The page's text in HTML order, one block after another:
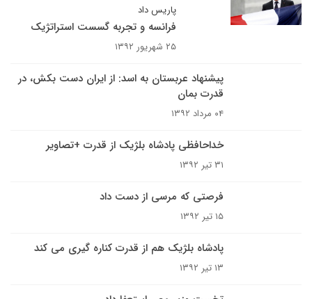
پاریس داد
فرانسه و تجربه گسست استراتژیک
۲۵ شهریور ۱۳۹۲
پیشنهاد عربستان به اسد: از ایران دست بکش، در
قدرت بمان
۰۴ مرداد ۱۳۹۲
خداحافظی پادشاه بلژیک از قدرت +تصاویر
۳۱ تیر ۱۳۹۲
فرصتی که مرسی از دست داد
۱۵ تیر ۱۳۹۲
پادشاه بلژیک هم از قدرت کناره گیری می کند
۱۳ تیر ۱۳۹۲